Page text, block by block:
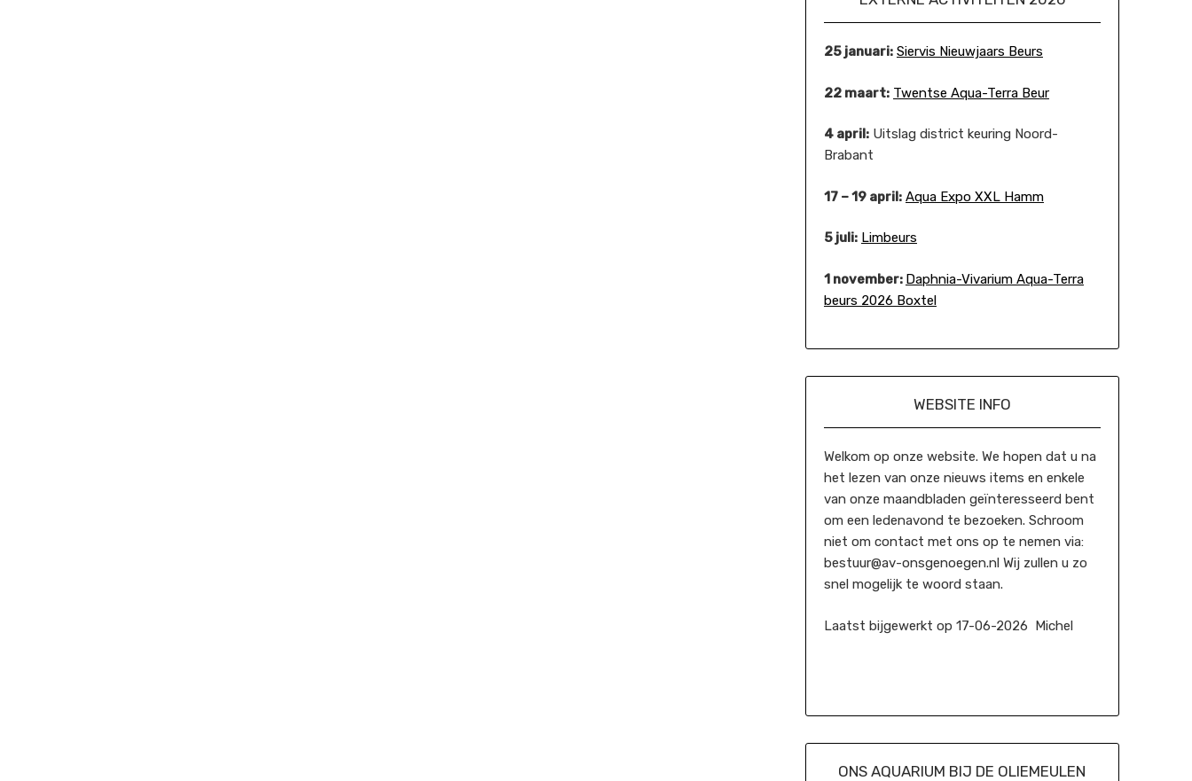
25 januari: Siervis Nieuwjaars Beurs
22 maart: Twentse Aqua-Terra Beur
4 april:Uitslag district keuring Noord-
Brabant
17 – 19 april: Aqua Expo XXL Hamm
5 juli: Limbeurs
1 november: Daphnia-Vivarium Aqua-Terra
beurs 2026 Boxtel
WEBSITE INFO
Welkom op onze website. We hopen dat u na
het lezen van onze nieuws items en enkele
van onze maandbladen geïnteresseerd bent
om een ledenavond te bezoeken. Schroom
niet om contact met ons op te nemen via:
bestuur@av-onsgenoegen.nl Wij zullen u zo
snel mogelijk te woord staan.
Laatst bijgewerkt op 17-06-2026 Michel
ONS AQUARIUM BIJ DE OLIEMEULEN